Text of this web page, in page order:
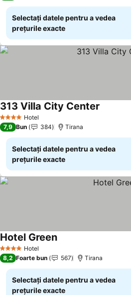
Selectați datele pentru a vedea
prețurile exacte
4 Stele Hotel
313 Villa City Center
7,9 Bun 384 Tirana
Selectați datele pentru a vedea
prețurile exacte
4 Stele Hotel
Hotel Green
8,2 Foarte bun 567 Tirana
Selectați datele pentru a vedea
prețurile exacte